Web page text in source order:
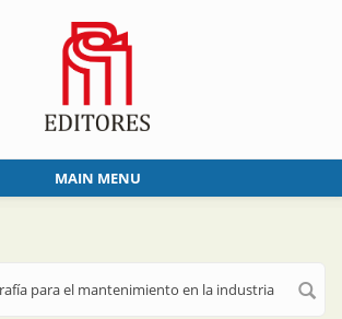
MAIN MENU
para el mantenimiento en la industria